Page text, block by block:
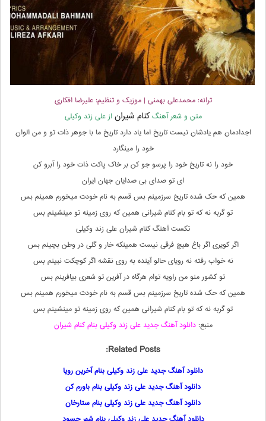
ترانه: محمدعلی بهمنی | موزیک و تنظیم: علیرضا افکاری
متن و شعر آهنگکنام شیراناز علی زند وکیلی
اجدادمان هم یادشان نیست تاریخ اما یاد دارد تاریخ ما با جوهر ذات تو و من الوان
خود را مینگارد
خود را نه تاریخ خود را پرسو جو کن بر خاک پاکت ذات خود را آبرو کن
ای تو صدای بی صدایان جهان ایران
همین که حک شده تاریخ سرزمینم بس قسم به نام خودت میخورم همینم بس
تو گربه نه که تو بام کنام شیرانی همین که روی زمینه تو مینشینم بس
تکست آهنگ کنام شیران علی زند وکیلی
اگر کویری اگر باغ هیچ فرقی نیست همینکه خار و گلی در وطن بچینم بس
نه خواب رفته نه رویای حالو آینده به روی نقشه اگر کوچکت نبینم بس
تو کشور منو من راویه توام هرگاه در آفرین تو شعری بیافرینم بس
همین که حک شده تاریخ سرزمینم بس قسم به نام خودت میخورم همینم بس
تو گربه نه که تو بام کنام شیرانی همین که روی زمینه تو مینشینم بس
منبع:دانلود آهنگ جدید علی زند وکیلی بنام کنام شیران
Related Posts:
دانلود آهنگ جدید علی زند وکیلی بنام آخرین رویا
دانلود آهنگ جدید علی زند وکیلی بنام باورم کن
دانلود آهنگ جدید علی زند وکیلی بنام ستارخان